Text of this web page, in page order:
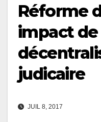
Réforme
impact de
judicaire
JUIL 8, 2017